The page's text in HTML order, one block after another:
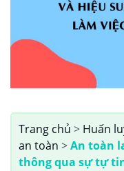
Trang chủ > Huấn
an toàn >An toàn
thông qua sự tự